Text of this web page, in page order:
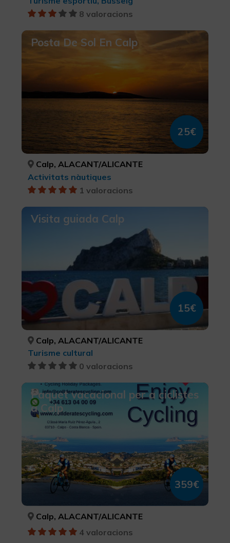
8 valoracions
Posta De Sol En Calp
25€
Calp, ALACANT/ALICANTE
Activitats nàutiques
1 valoracions
Visita guiada Calp
15€
Calp, ALACANT/ALICANTE
Turisme cultural
0 valoracions
Paquet vacacional per a ciclistes
a Calp
359€
Calp, ALACANT/ALICANTE
4 valoracions